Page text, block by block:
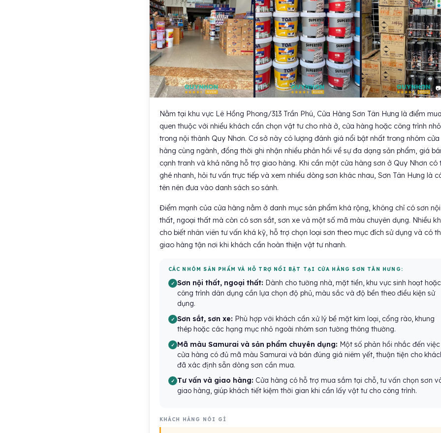
Nằm tại khu vực Lê Hồng Phong/313 Trần Phú, Cửa Hàng Sơn Tân Hưng là điểm
quen thuộc với nhiều khách cần chọn vật tư cho nhà ở, cửa hàng hoặc công trình nhỏ
trong nội thành Quy Nhơn. Cơ sở này có lượng đánh giá nổi bật nhất trong nhóm cửa
hàng cùng ngành, đồng thời ghi nhận nhiều phản hồi về sự đa dạng sản phẩm, giá
cạnh tranh và khả năng hỗ trợ giao hàng. Khi cần một cửa hàng sơn ở Quy Nhơn có
ghé nhanh, hỏi tư vấn trực tiếp và xem nhiều dòng sơn khác nhau, Sơn Tân Hưng là
tên nên đưa vào danh sách so sánh.
Điểm mạnh của cửa hàng nằm ở danh mục sản phẩm khá rộng, không chỉ có sơn nội
thất, ngoại thất mà còn có sơn sắt, sơn xe và một số mã màu chuyên dụng. Nhiều
cho biết nhân viên tư vấn khá kỹ, hỗ trợ chọn loại sơn theo mục đích sử dụng và có
giao hàng tận nơi khi khách cần hoàn thiện vật tư nhanh.
CÁC NHÓM SẢN PHẨM VÀ HỖ TRỢ NỔI BẬT TẠI CỬA HÀNG SƠN TÂN HƯNG:
Sơn nội thất, ngoại thất: Dành cho tường nhà, mặt tiền, khu vực sinh hoạt hoặc
công trình dân dụng cần lựa chọn độ phủ, màu sắc và độ bền theo điều kiện sử
dụng.
Sơn sắt, sơn xe: Phù hợp với khách cần xử lý bề mặt kim loại, cổng rào, khung
thép hoặc các hạng mục nhỏ ngoài nhóm sơn tường thông thường.
Mã màu Samurai và sản phẩm chuyên dụng: Một số phản hồi nhắc đến việc
cửa hàng có đủ mã màu Samurai và bán đúng giá niêm yết, thuận tiện cho
đã xác định sẵn dòng sơn cần mua.
Tư vấn và giao hàng: Cửa hàng có hỗ trợ mua sắm tại chỗ, tư vấn chọn sơn
giao hàng, giúp khách tiết kiệm thời gian khi cần lấy vật tư cho công trình.
KHÁCH HÀNG NÓI GÌ